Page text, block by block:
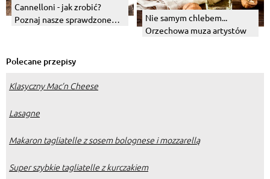
Cannelloni - jak zrobić?
Poznaj nasze sprawdzone
Nie samym chlebem...
Orzechowa muza artystów
Polecane przepisy
Klasyczny Mac’n Cheese
Lasagne
Makaron tagliatelle z sosem bolognese i mozzarellą
Super szybkie tagliatelle z kurczakiem